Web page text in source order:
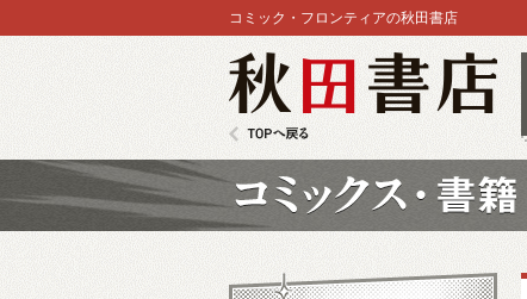
コミック・フロンティアの秋田書店